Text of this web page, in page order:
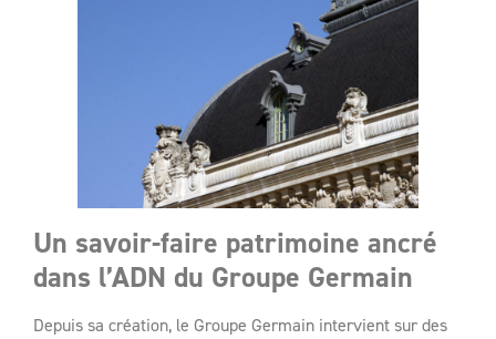
Un savoir-faire patrimoine ancré
dans l’ADN du Groupe Germain
Depuis sa création, le Groupe Germain intervient sur des